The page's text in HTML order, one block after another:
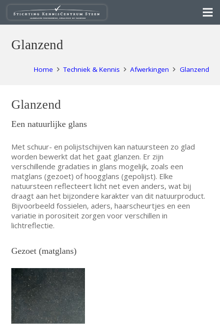
Glanzend
Home Techniek & Kennis Afwerkingen Glanzend
Glanzend
Een natuurlijke glans
Met schuur- en polijstschijven kan natuursteen zo glad
worden bewerkt dat het gaat glanzen. Er zijn
verschillende gradaties in glans mogelijk, zoals een
matglans (gezoet) of hoogglans (gepolijst). Elke
natuursteen reflecteert licht net even anders, wat bij
draagt aan het bijzondere karakter van dit natuurproduct.
Bijvoorbeeld fossielen, aders, haarscheurtjes en een
variatie in porositeit zorgen voor verschillen in
lichtreflectie.
Gezoet (matglans)